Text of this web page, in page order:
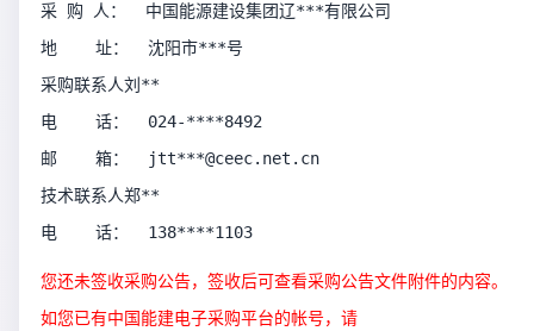
采 购 人：  中国能源建设集团辽***
地    址：  沈阳市***号
采购联系人刘**
电    话：  024-****8492
邮    箱：  jtt***@ceec.net.cn
技术联系人郑**
电    话：  138****1103
您还未签收采购公告，签收后可查看采购公告文件附件的内容。
如您已有中国能建电子采购平台的帐号，请